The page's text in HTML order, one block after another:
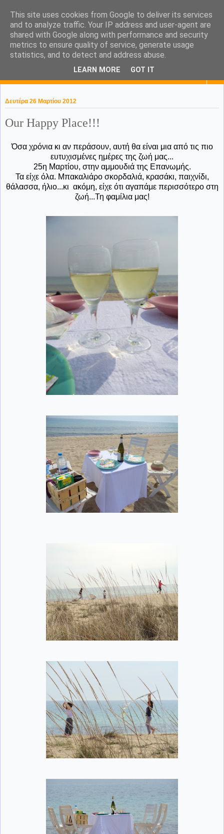
KaPa. Me without you...tea
without a biscuit!
Δευτέρα 26 Μαρτίου 2012
Our Happy Place!!!
Όσα χρόνια κι αν περάσουν, αυτή θα είναι μια από τις πιο
ευτυχισμένες ημέρες της ζωή μας...
25η Μαρτίου, στην αμμουδιά της Επανωμής.
Τα είχε όλα. Μπακαλιάρο σκορδαλιά, κρασάκι, παιχνίδι,
θάλασσα, ήλιο...κι ακόμη, είχε ότι αγαπάμε περισσότερο στη
ζωή...Τη φαμίλια μας!
This site uses cookies from Google to deliver its services
and to analyze traffic. Your IP address and user-agent are
shared with Google along with performance and security
metrics to ensure quality of service, generate usage
statistics, and to detect and address abuse.
LEARN MORE GOT IT